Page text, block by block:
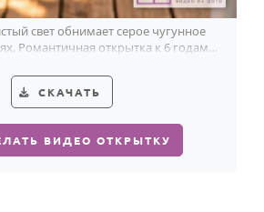
свет обнимает серое чугунное
Романтичная открытка к 6 годам
СКАЧАТЬ
ВИДЕО ОТКРЫТКУ